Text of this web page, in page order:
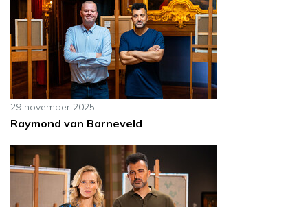
29 november 2025
Raymond van Barneveld